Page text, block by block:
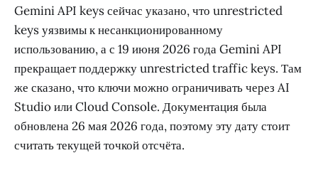
Gemini API keys сейчас указано, что unrestricted
keys уязвимы к несанкционированному
использованию, а с 19 июня 2026 года Gemini API
прекращает поддержку unrestricted traffic keys. Там
же сказано, что ключи можно ограничивать через AI
Studio или Cloud Console. Документация была
обновлена 26 мая 2026 года, поэтому эту дату стоит
считать текущей точкой отсчёта.